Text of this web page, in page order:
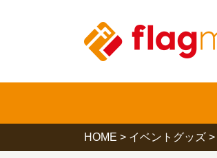
HOME > イベントグッズ >